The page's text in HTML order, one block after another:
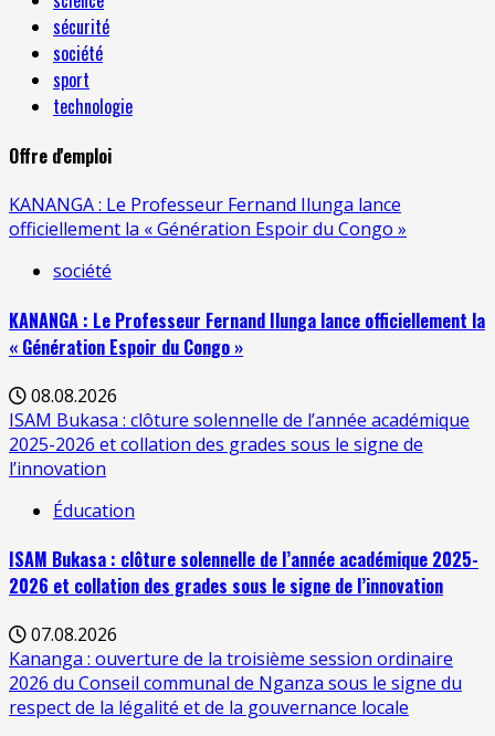
sécurité
société
sport
technologie
Offre d'emploi
KANANGA : Le Professeur Fernand Ilunga lance
officiellement la « Génération Espoir du Congo »
société
KANANGA : Le Professeur Fernand Ilunga lance officiellement la
« Génération Espoir du Congo »
08.08.2026
ISAM Bukasa : clôture solennelle de l’année académique
2025-2026 et collation des grades sous le signe de
l’innovation
Éducation
ISAM Bukasa : clôture solennelle de l’année académique 2025-
2026 et collation des grades sous le signe de l’innovation
07.08.2026
Kananga : ouverture de la troisième session ordinaire
2026 du Conseil communal de Nganza sous le signe du
respect de la légalité et de la gouvernance locale